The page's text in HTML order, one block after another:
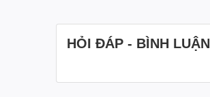
HỎI ĐÁP - BÌNH LUẬN